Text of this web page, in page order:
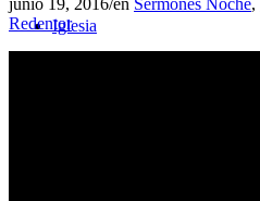
Iglesia
Redentor